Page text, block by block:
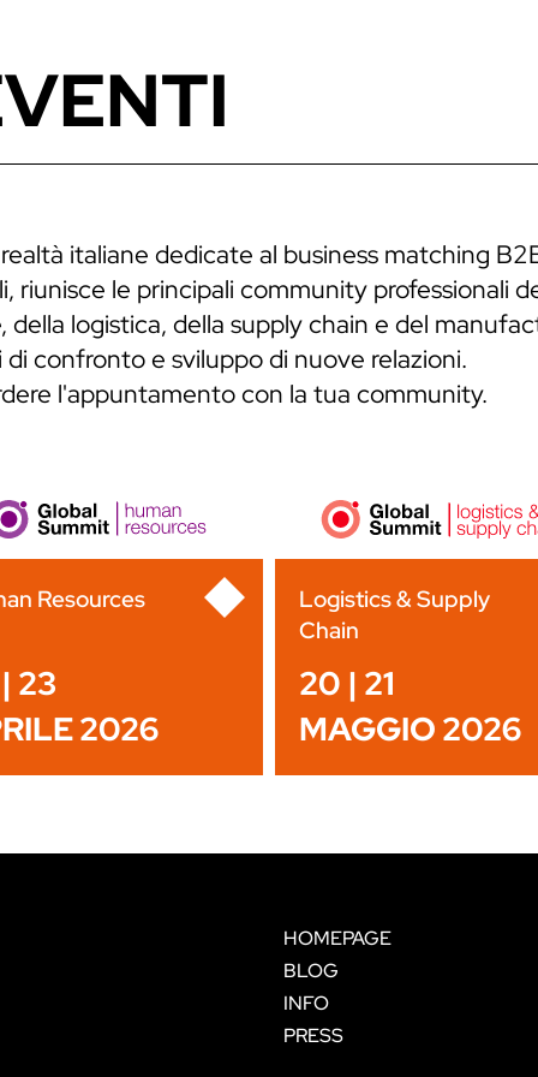
italiane dedicate al business matching
riunisce le principali community professionali
della logistica, della supply chain e del
confronto e sviluppo di nuove relazioni.
l'appuntamento con la tua community.
Resources
23
2026
Logistics & Supply
Chain
20 | 21
MAGGIO 2026
HOMEPAGE
BLOG
INFO
PRESS